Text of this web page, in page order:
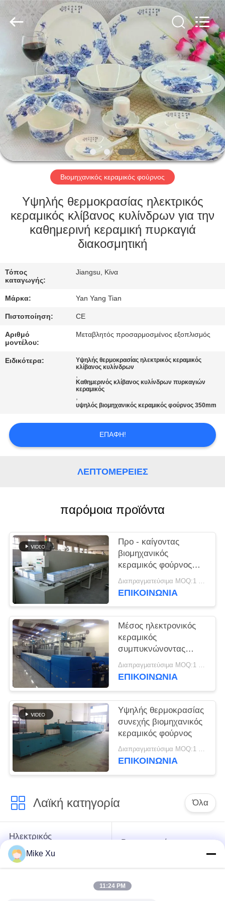
ΣΠΊΤΙ
ΠΡΟΪΌΝΤΑ
ΒΊΝΤΕΟ
ΣΧΕΤΙΚΆ
ΜΕ
ΕΠΙΣΚΕΨΉ
ΕΡΓΟΣΤΑΣΊΟΥ
ΠΟΙΌΤΗΤΑΣ
ΕΙΔΉΣΕΙΣ
ΥΠΟΘΈΣΕΙΣ
ΠΡΟΣΦΟΡΆ
SITEMAP
Reserved.
Βιομηχανικός κεραμικός φούρνος
Υψηλής θερμοκρασίας ηλεκτρικός
κεραμικός κλίβανος κυλίνδρων για την
καθημερινή κεραμική πυρκαγιά
διακοσμητική
Τόπος
καταγωγής:
Jiangsu, Κίνα
Μάρκα: Yan Yang Tian
Πιστοποίηση: CE
Αριθμό
μοντέλου:
Μεταβλητός προσαρμοσμένος εξοπλισμός
Ειδικότερα:
Υψηλής θερμοκρασίας ηλεκτρικός κεραμικός
κλίβανος κυλίνδρων
,
Καθημερινός κλίβανος κυλίνδρων πυρκαγιών
κεραμικός
,
υψηλός βιομηχανικός κεραμικός φούρνος 350mm
ΕΠΑΦΉ!
ΛΕΠΤΟΜΈΡΕΙΕΣ
παρόμοια προϊόντα
Προ - καίγοντας
βιομηχανικός
κεραμικός φούρνος
Debinding
Διαπραγματεύσιμα MOQ:1 σύνολο
ΕΠΙΚΟΙΝΩΝΙΑ
Μέσος ηλεκτρονικός
κεραμικός
συμπυκνώνοντας
φούρνος
θερμοκρασίας
Διαπραγματεύσιμα MOQ:1 σύνολο
ΕΠΙΚΟΙΝΩΝΙΑ
Υψηλής θερμοκρασίας
συνεχής βιομηχανικός
κεραμικός φούρνος
Διαπραγματεύσιμα MOQ:1 σύνολο
ΕΠΙΚΟΙΝΩΝΙΑ
Λαϊκή κατηγορία Όλα
Ηλεκτρικός
βιομηχανικός
φούρνος
Βιομηχανικός
Κλίβανος σηράγγων
Mike Xu
11:24 PM